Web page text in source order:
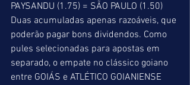
PAYSANDU (1.75) = SÃO PAULO (1.50)
Duas acumuladas apenas razoáveis, que
poderão pagar bons dividendos. Como
pules selecionadas para apostas em
separado, o empate no clássico goiano
entre GOIÁS e ATLÉTICO GOIANIENSE